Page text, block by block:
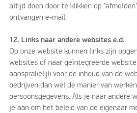
altijd doen door te klikken op
ontvangen e-mail.
12. Links naar andere websites e.d.
Op onze website kunnen links zijn
websites of naar geïntegreerde
aansprakelijk voor de inhoud van de
bedrijven dan wel de manier van
persoonsgegevens. Als je naar andere
je aan om het beleid van de eigenaar